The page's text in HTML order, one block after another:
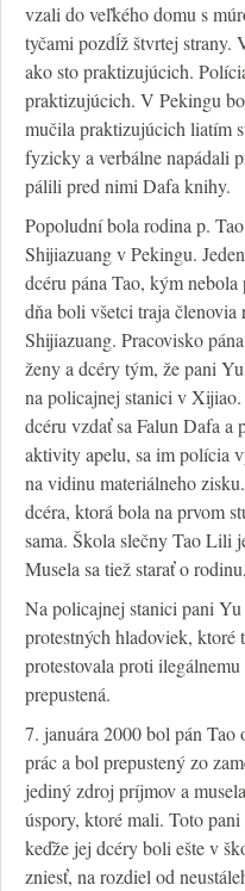
vzali do veľkého domu s
tyčami pozdĺž štvrtej strany.
ako sto praktizujúcich.
praktizujúcich. V Pekingu
mučila praktizujúcich liatím
fyzicky a verbálne napádali
pálili pred nimi Dafa knihy.
Popoludní bola rodina p.
Shijiazuang v Pekingu.
dcéru pána Tao, kým
dňa boli všetci traja členovia
Shijiazuang. Pracovisko
ženy a dcéry tým, že pani
na policajnej stanici v
dcéru vzdať sa Falun Dafa
aktivity apelu, sa im polícia
na vidinu materiálneho
dcéra, ktorá bola na prvom
sama. Škola slečny Tao Lili
Musela sa tiež starať o
Na policajnej stanici pani
protestných hladoviek,
protestovala proti
prepustená.
7. januára 2000 bol pán
prác a bol prepustený zo
jediný zdroj príjmov a
úspory, ktoré mali. Toto
keďže jej dcéry boli ešte v
zniesť, na rozdiel od